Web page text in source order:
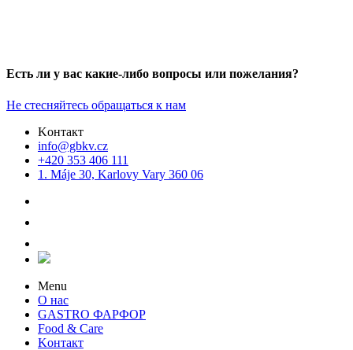
Есть ли у вас какие-либо вопросы или пожелания?
Не стесняйтесь обращаться к нам
Kонтакт
info@gbkv.cz
+420 353 406 111
1. Máje 30, Karlovy Vary 360 06
Menu
О нас
GASTRO ФАРФОР
Food & Care
Kонтакт